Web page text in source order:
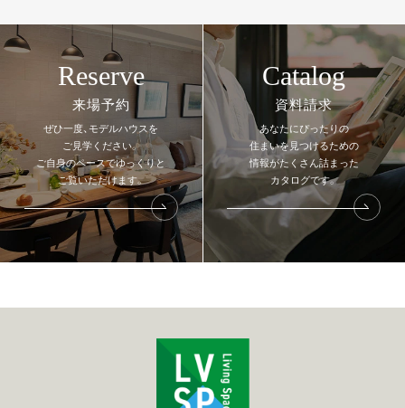
Reserve
来場予約
ぜひ一度、モデルハウスを
ご見学ください。
ご自身のペースでゆっくりと
ご覧いただけます。
Catalog
資料請求
あなたにぴったりの
住まいを見つけるための
情報がたくさん詰まった
カタログです。